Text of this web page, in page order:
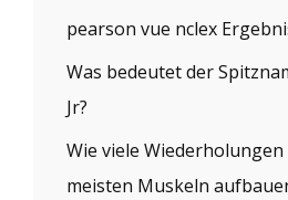
pearson vue nclex
Was bedeutet der
Jr?
Wie viele
meisten Muskeln